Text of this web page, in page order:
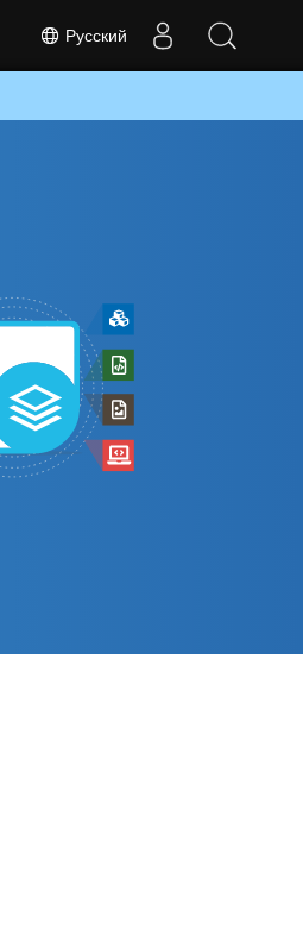
Русский